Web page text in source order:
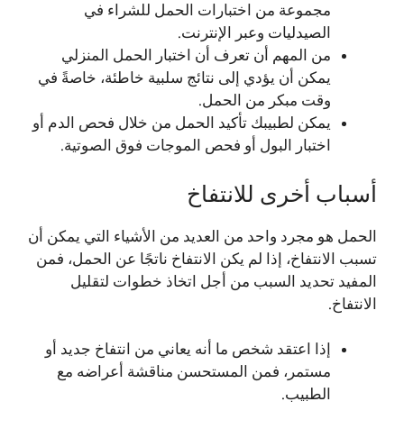
مجموعة من اختبارات الحمل للشراء في
الصيدليات وعبر الإنترنت.
من المهم أن تعرف أن اختبار الحمل المنزلي
يمكن أن يؤدي إلى نتائج سلبية خاطئة، خاصةً في
وقت مبكر من الحمل.
يمكن لطبيبك تأكيد الحمل من خلال فحص الدم أو
اختبار البول أو فحص الموجات فوق الصوتية.
أسباب أخرى للانتفاخ
الحمل هو مجرد واحد من العديد من الأشياء التي يمكن أن
تسبب الانتفاخ، إذا لم يكن الانتفاخ ناتجًا عن الحمل، فمن
المفيد تحديد السبب من أجل اتخاذ خطوات لتقليل
الانتفاخ.
إذا اعتقد شخص ما أنه يعاني من انتفاخ جديد أو
مستمر، فمن المستحسن مناقشة أعراضه مع
الطبيب.